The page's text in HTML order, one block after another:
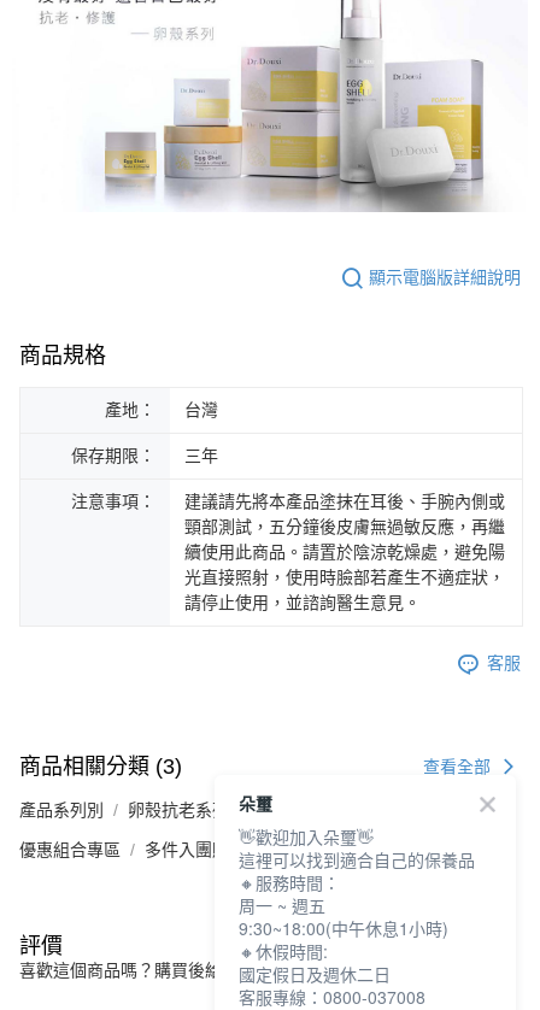
顯示電腦版詳細說明
商品規格
產地： 台灣
保存期限： 三年
注意事項：
建議請先將本產品塗抹在耳後、手腕內側或
頸部測試，五分鐘後皮膚無過敏反應，再繼
續使用此商品。請置於陰涼乾燥處，避免陽
光直接照射，使用時臉部若產生不適症狀，
請停止使用，並諮詢醫生意見。
客服
商品相關分類 (3) 查看全部
產品系列別 卵殼抗老系列
優惠組合專區 多件入團購組
評價
喜歡這個商品嗎？購買後給他一個好評吧
朵璽
👋歡迎加入朵璽👋
這裡可以找到適合自己的保養品
🔸服務時間：
周一 ~ 週五
9:30~18:00(中午休息1小時)
🔸休假時間:
國定假日及週休二日
客服專線：0800-037008